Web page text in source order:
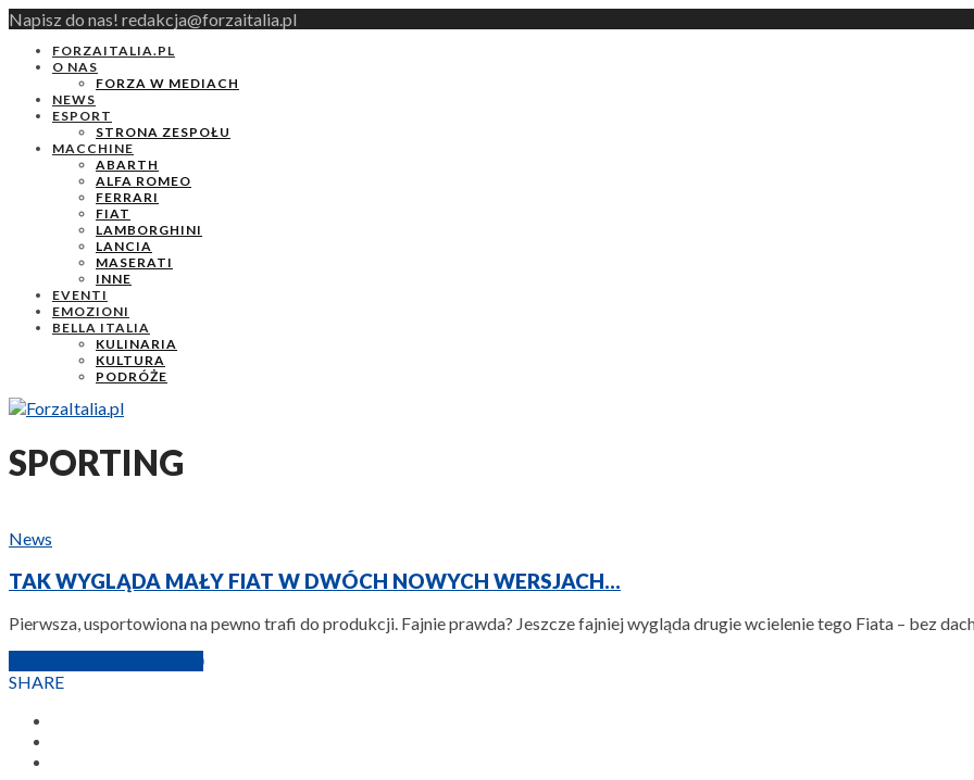
Napisz do nas! redakcja@forzaitalia.pl
FORZAITALIA.PL
O NAS
FORZA W MEDIACH
NEWS
ESPORT
STRONA ZESPOŁU
MACCHINE
ABARTH
ALFA ROMEO
FERRARI
FIAT
LAMBORGHINI
LANCIA
MASERATI
INNE
EVENTI
EMOZIONI
BELLA ITALIA
KULINARIA
KULTURA
PODRÓŻE
SPORTING
News
TAK WYGLĄDA MAŁY FIAT W DWÓCH NOWYCH WERSJACH…
Pierwsza, usportowiona na pewno trafi do produkcji. Fajnie prawda? Jeszcze fajniej wygląda drugie wcielenie tego Fiata – bez
SHARE